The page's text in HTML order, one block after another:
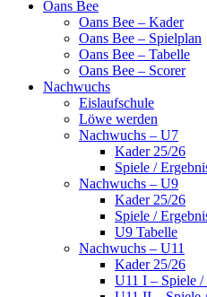
Oans Bee
Oans Bee – Kader
Oans Bee – Spielplan
Oans Bee – Tabelle
Oans Bee – Scorer
Nachwuchs
Eislaufschule
Löwe werden
Nachwuchs – U7
Kader 25/26
Spiele /
Nachwuchs – U9
Kader 25/26
Spiele /
U9 Tabelle
Nachwuchs – U11
Kader 25/26
U11 I – Spiele /